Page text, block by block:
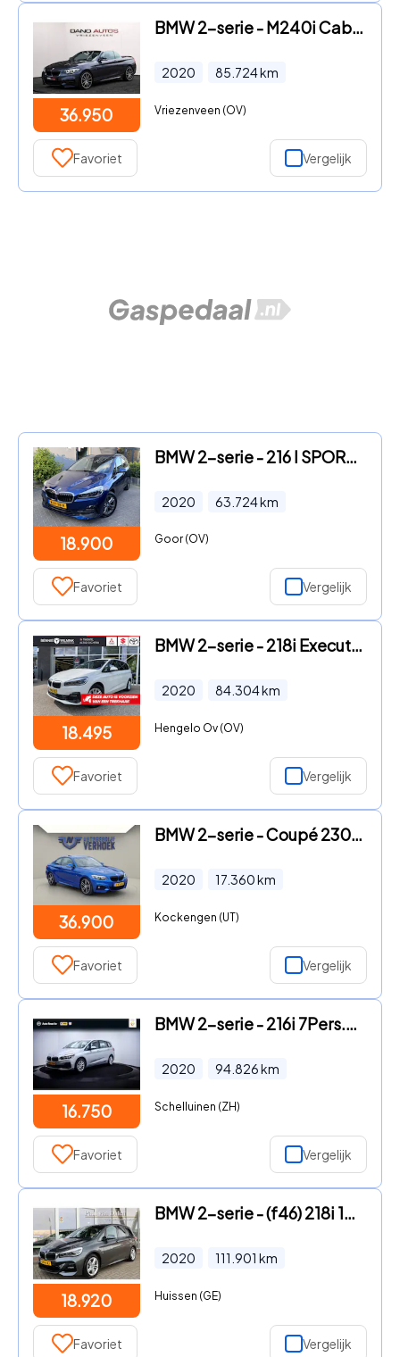
36.950
BMW 2-serie - M240i Cabrio 400PK M-Performance LED/Camera/Navi/19''
2020 85.724km
Vriezenveen (OV)
Favoriet Vergelijk
18.900
BMW 2-serie - 216 I SPORTLINE / LEDER / LED / CAMERA
2020 63.724km
Goor (OV)
Favoriet Vergelijk
18.495
BMW 2-serie - 218i Executive Ed. Automaat | Trekhaak | Headup |
2020 84.304km
Hengelo Ov (OV)
Favoriet Vergelijk
36.900
BMW 2-serie - Coupé 230i 252 PK! - NL Auto - 1e Eigenaar - Schuifdak
2020 17.360km
Kockengen (UT)
Favoriet Vergelijk
16.750
BMW 2-serie - 216i 7Pers.Executive Edition NAVI | DAB | BLUETOOTH | PDC V+
2020 94.826km
Schelluinen (ZH)
Favoriet Vergelijk
18.920
BMW 2-serie - (f46) 218i 140PK AUTOMAAT M-SPORT 5 PERS. Navi | Led | Head
2020 111.901 km
Huissen (GE)
Favoriet Vergelijk